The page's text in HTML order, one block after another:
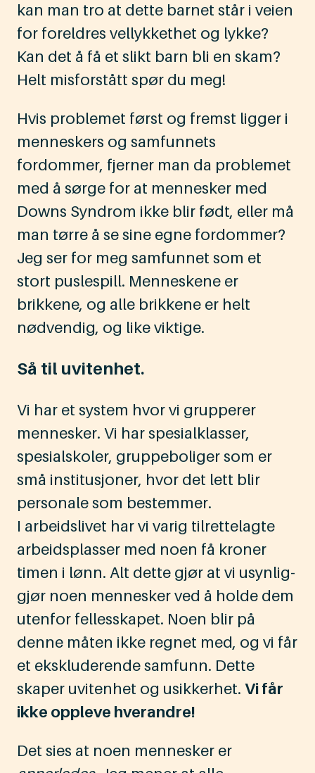
kan man tro at dette barnet står i veien
for foreldres vellykkethet og lykke?
Kan det å få et slikt barn bli en skam?
Helt misforstått spør du meg!
Hvis problemet først og fremst ligger i
menneskers og samfunnets
fordommer, fjerner man da problemet
med å sørge for at mennesker med
Downs Syndrom ikke blir født, eller må
man tørre å se sine egne fordommer?
Jeg ser for meg samfunnet som et
stort puslespill. Menneskene er
brikkene, og alle brikkene er helt
nødvendig, og like viktige.
Så til uvitenhet.
Vi har et system hvor vi grupperer
mennesker. Vi har spesialklasser,
spesialskoler, gruppeboliger som er
små institusjoner, hvor det lett blir
personale som bestemmer.
I arbeidslivet har vi varig tilrettelagte
arbeidsplasser med noen få kroner
timen i lønn. Alt dette gjør at vi usynlig-
gjør noen mennesker ved å holde dem
utenfor fellesskapet. Noen blir på
denne måten ikke regnet med, og vi får
et ekskluderende samfunn. Dette
skaper uvitenhet og usikkerhet. Vi får
ikke oppleve hverandre!
Det sies at noen mennesker er